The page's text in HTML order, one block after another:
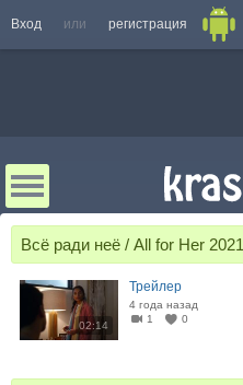
Вход или регистрация
Всё ради неё / All for Her 2021
02:14
Трейлер
4 года назад
1
0